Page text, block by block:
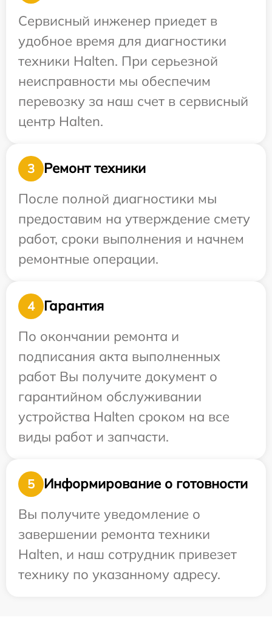
Сервисный инженер приедет в
удобное время для диагностики
техники Halten. При серьезной
неисправности мы обеспечим
перевозку за наш счет в сервисный
центр Halten.
3
Ремонт техники
После полной диагностики мы
предоставим на утверждение смету
работ, сроки выполнения и начнем
ремонтные операции.
4
Гарантия
По окончании ремонта и
подписания акта выполненных
работ Вы получите документ о
гарантийном обслуживании
устройства Halten сроком на все
виды работ и запчасти.
5
Информирование о готовности
Вы получите уведомление о
завершении ремонта техники
Halten, и наш сотрудник привезет
технику по указанному адресу.